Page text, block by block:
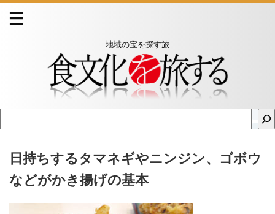
地域の宝を探す旅
日持ちするタマネギやニンジン、ゴボウ
などがかき揚げの基本